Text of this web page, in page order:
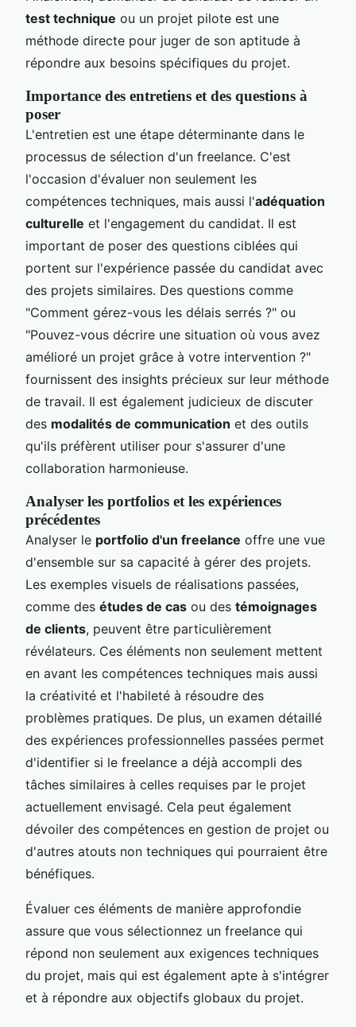
test technique ou un projet pilote est une
méthode directe pour juger de son aptitude à
répondre aux besoins spécifiques du projet.
Importance des entretiens et des questions à
poser
L'entretien est une étape déterminante dans le
processus de sélection d'un freelance. C'est
l'occasion d'évaluer non seulement les
compétences techniques, mais aussi l'adéquation
culturelle et l'engagement du candidat. Il est
important de poser des questions ciblées qui
portent sur l'expérience passée du candidat avec
des projets similaires. Des questions comme
"Comment gérez-vous les délais serrés ?" ou
"Pouvez-vous décrire une situation où vous avez
amélioré un projet grâce à votre intervention ?"
fournissent des insights précieux sur leur méthode
de travail. Il est également judicieux de discuter
des modalités de communication et des outils
qu'ils préfèrent utiliser pour s'assurer d'une
collaboration harmonieuse.
Analyser les portfolios et les expériences
précédentes
Analyser le portfolio d'un freelance offre une vue
d'ensemble sur sa capacité à gérer des projets.
Les exemples visuels de réalisations passées,
comme des études de cas ou des témoignages
de clients, peuvent être particulièrement
révélateurs. Ces éléments non seulement mettent
en avant les compétences techniques mais aussi
la créativité et l'habileté à résoudre des
problèmes pratiques. De plus, un examen détaillé
des expériences professionnelles passées permet
d'identifier si le freelance a déjà accompli des
tâches similaires à celles requises par le projet
actuellement envisagé. Cela peut également
dévoiler des compétences en gestion de projet ou
d'autres atouts non techniques qui pourraient être
bénéfiques.
Évaluer ces éléments de manière approfondie
assure que vous sélectionnez un freelance qui
répond non seulement aux exigences techniques
du projet, mais qui est également apte à s'intégrer
et à répondre aux objectifs globaux du projet.